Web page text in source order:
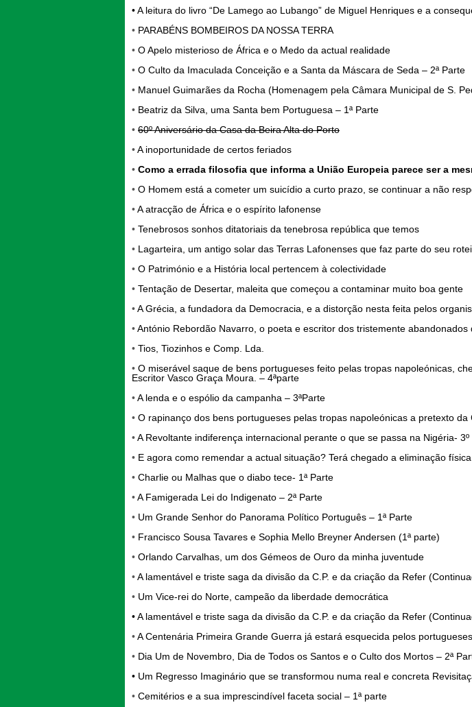
•A leitura do livro “De Lamego ao Lubango” de Miguel Henriques e a
• PARABÉNS BOMBEIROS DA NOSSA TERRA
• O Apelo misterioso de África e o Medo da actual realidade
• O Culto da Imaculada Conceição e a Santa da Máscara de Seda – 2ª Parte
• Manuel Guimarães da Rocha (Homenagem pela Câmara Municipal de S.
• Beatriz da Silva, uma Santa bem Portuguesa – 1ª Parte
• 60º Aniversário da Casa da Beira Alta do Porto
•A inoportunidade de certos feriados
• Como a errada filosofia que informa a União Europeia parece ser a
• O Homem está a cometer um suicídio a curto prazo, se continuar a não
•A atracção de África e o espírito lafonense
• Tenebrosos sonhos ditatoriais da tenebrosa república que temos
• Lagarteira, um antigo solar das Terras Lafonenses que faz parte do seu
• O Património e a História local pertencem à colectividade
• Tentação de Desertar, maleita que começou a contaminar muito boa gente
•A Grécia, a fundadora da Democracia, e a distorção nesta feita pelos
•António Rebordão Navarro, o poeta e escritor dos tristemente
• Tios, Tiozinhos e Comp. Lda.
• O miserável saque de bens portugueses feito pelas tropas napoleónicas,
Escritor Vasco Graça Moura. – 4ªparte
•A lenda e o espólio da campanha – 3ªParte
• O rapinanço dos bens portugueses pelas tropas napoleónicas a pretexto
•A Revoltante indiferença internacional perante o que se passa na Nigéria- 3º
• E agora como remendar a actual situação? Terá chegado a eliminação
• Charlie ou Malhas que o diabo tece- 1ª Parte
•A Famigerada Lei do Indigenato – 2ª Parte
• Um Grande Senhor do Panorama Político Português – 1ª Parte
• Francisco Sousa Tavares e Sophia Mello Breyner Andersen (1ª parte)
• Orlando Carvalhas, um dos Gémeos de Ouro da minha juventude
•A lamentável e triste saga da divisão da C.P. e da criação da Refer
• Um Vice-rei do Norte, campeão da liberdade democrática
•A lamentável e triste saga da divisão da C.P. e da criação da Refer
•A Centenária Primeira Grande Guerra já estará esquecida pelos
• Dia Um de Novembro, Dia de Todos os Santos e o Culto dos Mortos – 2ª
• Um Regresso Imaginário que se transformou numa real e concreta
• Cemitérios e a sua imprescindível faceta social – 1ª parte